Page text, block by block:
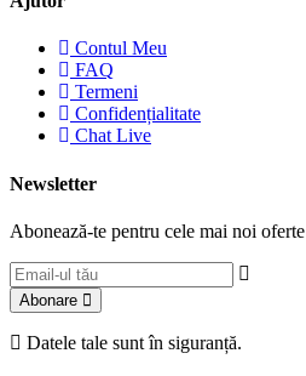
Contul Meu
FAQ
Termeni
Confidențialitate
Chat Live
Newsletter
Abonează-te pentru cele mai noi oferte
Abonare
Datele tale sunt în siguranță.